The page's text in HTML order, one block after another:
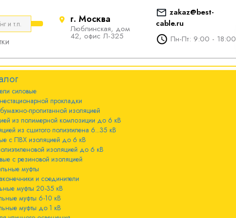
г. Москва
Люблинская, дом
42, офис Л-325
zakaz@best-
cable.ru
Пн-Пт: 9:00 - 18:00
cиловые
прокладки
пропитанной изоляцией
из полимерной композиции до 6 кВ
из сшитого полиэтилена 6...35 кВ
с ПВХ изоляцией до 6 кВ
изоляцией до 6 кВ
с резиновой изоляцией
муфты
и соединители
муфты 20-35 кВ
муфты 6-10 кВ
муфты до 1 кВ
бумажно-
изоляцией из
до 6
изоляцией из
6...35 кВ
с ПВХ
и
Болтовые наконечники и
Болтовые наконечники и
соединители 300-800мм
20-35 кВ
6-10 кВ
до 1 кВ
освещения